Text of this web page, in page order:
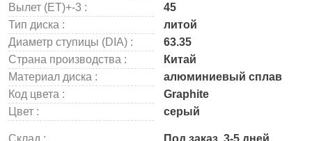
Вылет (ET)+-3 :
45
Тип диска :
литой
Диаметр ступицы (DIA) :
63.35
Страна производства :
Китай
Материал диска :
алюминиевый сплав
Код цвета :
Graphite
Цвет :
серый
Склад : Под заказ, 3-5 дней